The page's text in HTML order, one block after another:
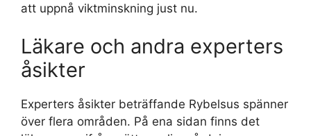
att uppnå viktminskning just nu.
Läkare och andra experters
åsikter
Experters åsikter beträffande Rybelsus spänner
över flera områden. På ena sidan finns det